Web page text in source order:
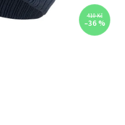
410 Kč
–36 %